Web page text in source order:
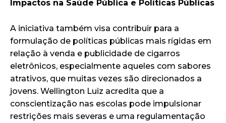
Impactos na Saúde Pública e Políticas Públicas
A iniciativa também visa contribuir para a
formulação de políticas públicas mais rígidas em
relação à venda e publicidade de cigarros
eletrônicos, especialmente aqueles com sabores
atrativos, que muitas vezes são direcionados a
jovens. Wellington Luiz acredita que a
conscientização nas escolas pode impulsionar
restrições mais severas e uma regulamentação